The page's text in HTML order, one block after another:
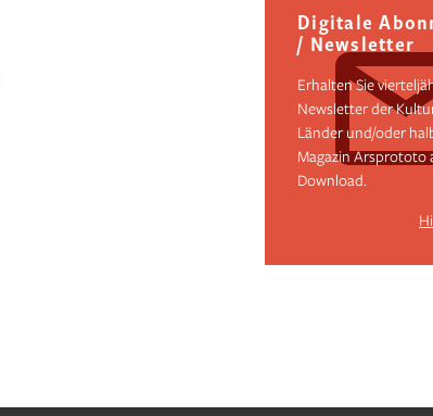
Digitale
/ Newsletter
Erhalten Sie
Newsletter der
Länder und/oder
Magazin Arsprototo
Download.